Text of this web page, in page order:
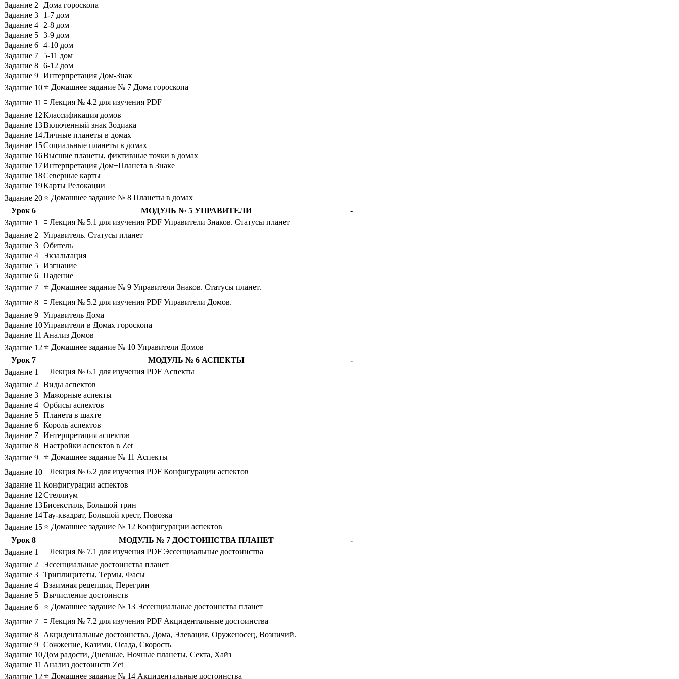
Задание 2
Дома гороскопа
Задание 3
1-7 дом
Задание 4
2-8 дом
Задание 5 3-9 дом
Задание 6 4-10 дом
Задание 7
5-11 дом
Задание 8 6-12 дом
Задание 9 Интерпретация Дом-Знак
Задание 10⭐ Домашнее задание № 7 Дома гороскопа
Задание 11 ◽ Лекция № 4.2 для изучения PDF
Задание 12Классификация домов
Задание 13Включенный знак Зодиака
Задание 14Личные планеты в домах
Задание 15Социальные планеты в домах
Задание 16Высшие планеты, фиктивные точки в домах
Задание 17Интерпретация Дом+Планета в Знаке
Задание 18Северные карты
Задание 19Карты Релокации
Задание 20⭐ Домашнее задание № 8 Планеты в домах
Урок 6
МОДУЛЬ № 5 УПРАВИТЕЛИ
-
Задание 1
◽ Лекция № 5.1 для изучения PDF Управители Знаков. Статусы планет
Задание 2
Управитель. Статусы планет
Задание 3 Обитель
Задание 4 Экзальтация
Задание 5 Изгнание
Задание 6 Падение
Задание 7
⭐ Домашнее задание № 9 Управители Знаков. Статусы планет.
Задание 8
◽ Лекция № 5.2 для изучения PDF Управители Домов.
Задание 9 Управитель Дома
Задание 10Управители в Домах гороскопа
Задание 11 Анализ Домов
Задание 12 ⭐ Домашнее задание № 10 Управители Домов
Урок 7
МОДУЛЬ № 6 АСПЕКТЫ
-
Задание 1
◽ Лекция № 6.1 для изучения PDF Аспекты
Задание 2
Виды аспектов
Задание 3 Мажорные аспекты
Задание 4 Орбисы аспектов
Задание 5 Планета в шахте
Задание 6 Король аспектов
Задание 7 Интерпретация аспектов
Задание 8 Настройки аспектов в Zet
Задание 9
⭐ Домашнее задание № 11 Аспекты
Задание 10◽ Лекция № 6.2 для изучения PDF Конфигурации аспектов
Задание 11 Конфигурации аспектов
Задание 12Стеллиум
Задание 13Бисекстиль, Большой трин
Задание 14Тау-квадрат, Большой крест, Повозка
Задание 15⭐ Домашнее задание № 12 Конфигурации аспектов
Урок 8
МОДУЛЬ № 7 ДОСТОИНСТВА ПЛАНЕТ
-
Задание 1
◽ Лекция № 7.1 для изучения PDF Эссенциальные достоинства
Задание 2
Эссенциальные достоинства планет
Задание 3 Триплицитеты, Термы, Фасы
Задание 4 Взаимная рецепция, Перегрин
Задание 5 Вычисление достоинств
Задание 6
⭐ Домашнее задание № 13 Эссенциальные достоинства планет
Задание 7
◽ Лекция № 7.2 для изучения PDF Акцидентальные достоинства
Задание 8
Акцидентальные достоинства. Дома, Элевация, Оруженосец, Возничий.
Задание 9 Сожжение, Казими, Осада, Скорость
Задание 10Дом радости, Дневные, Ночные планеты, Секта, Хайз
Задание 11 Анализ достоинств Zet
Задание 12 ⭐ Домашнее задание № 14 Акцидентальные достоинства